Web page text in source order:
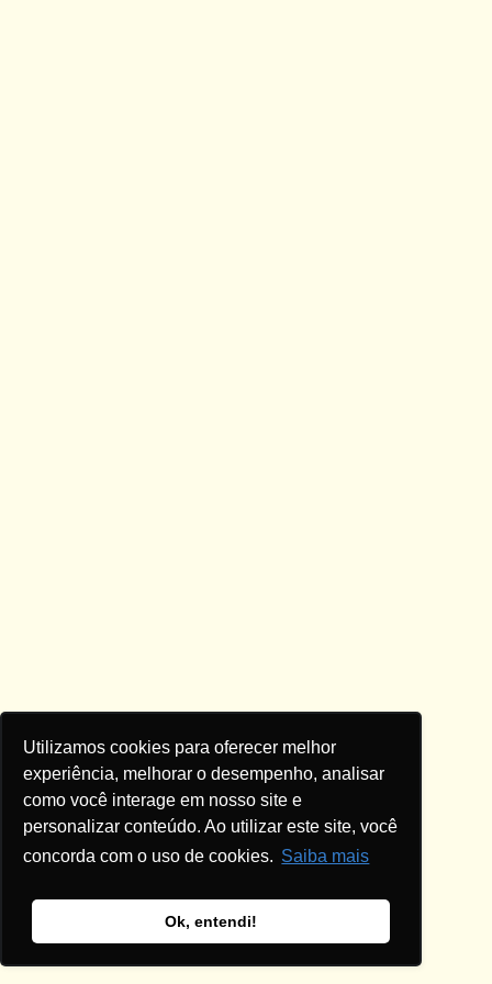
Utilizamos cookies para oferecer melhor
experiência, melhorar o desempenho, analisar
como você interage em nosso site e
personalizar conteúdo. Ao utilizar este site, você
concorda com o uso de cookies. Saiba mais
Ok, entendi!